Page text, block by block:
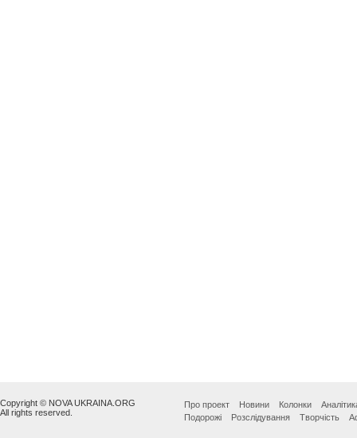
Copyright © NOVA UKRAINA.ORG
All rights reserved.
Про проект Новини Колонки
Подорожі
Розслідування Творчість